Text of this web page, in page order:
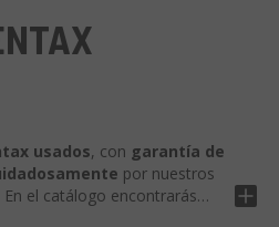
usados, con garantía de
por nuestros
En el catálogo encontrarás